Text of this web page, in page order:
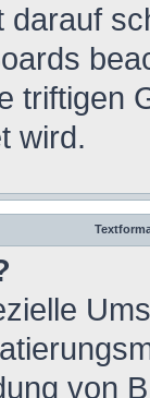
darauf
triftigen
wird.
von